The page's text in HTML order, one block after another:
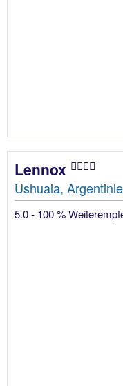
Lennox
Ushuaia,
5.0 - 100 %